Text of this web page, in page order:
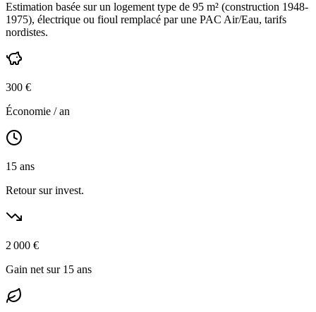
Estimation basée sur un logement type de 95 m² (construction 1948-
1975), électrique ou fioul remplacé par une PAC Air/Eau, tarifs
nordistes.
300 €
Économie / an
15 ans
Retour sur invest.
2 000 €
Gain net sur 15 ans